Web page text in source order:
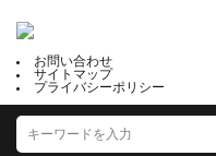
お問い合わせ
サイトマップ
プライバシーポリシー